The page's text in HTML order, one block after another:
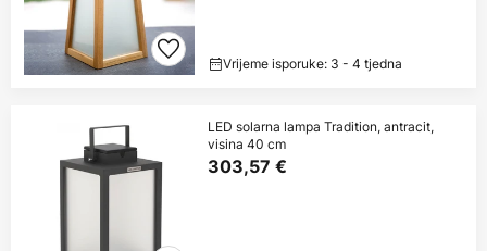
Vrijeme isporuke: 3 - 4 tjedna
LED solarna lampa Tradition, antracit,
visina 40 cm
303,57 €